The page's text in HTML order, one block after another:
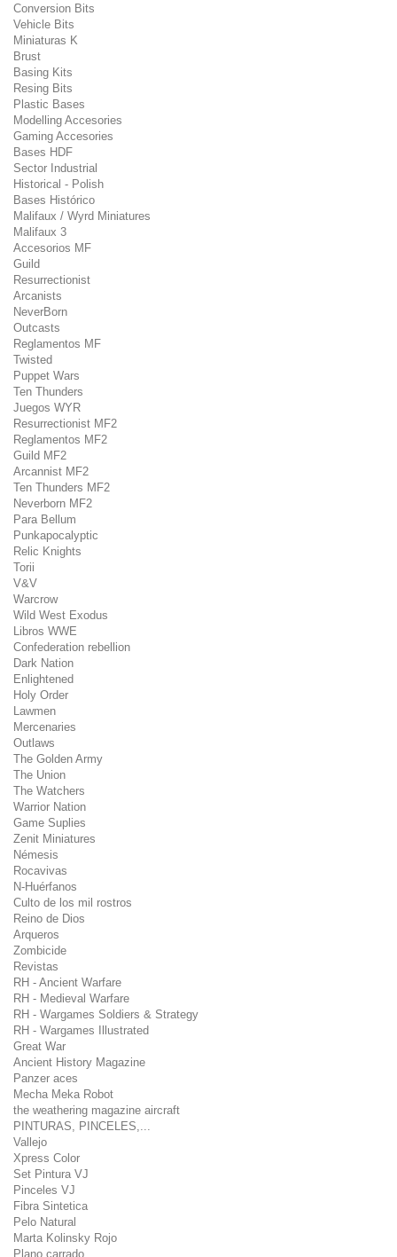
Conversion Bits
Vehicle Bits
Miniaturas K
Brust
Basing Kits
Resing Bits
Plastic Bases
Modelling Accesories
Gaming Accesories
Bases HDF
Sector Industrial
Historical - Polish
Bases Histórico
Malifaux / Wyrd Miniatures
Malifaux 3
Accesorios MF
Guild
Resurrectionist
Arcanists
NeverBorn
Outcasts
Reglamentos MF
Twisted
Puppet Wars
Ten Thunders
Juegos WYR
Resurrectionist MF2
Reglamentos MF2
Guild MF2
Arcannist MF2
Ten Thunders MF2
Neverborn MF2
Para Bellum
Punkapocalyptic
Relic Knights
Torii
V&V
Warcrow
Wild West Exodus
Libros WWE
Confederation rebellion
Dark Nation
Enlightened
Holy Order
Lawmen
Mercenaries
Outlaws
The Golden Army
The Union
The Watchers
Warrior Nation
Game Suplies
Zenit Miniatures
Némesis
Rocavivas
N-Huérfanos
Culto de los mil rostros
Reino de Dios
Arqueros
Zombicide
Revistas
RH - Ancient Warfare
RH - Medieval Warfare
RH - Wargames Soldiers & Strategy
RH - Wargames Illustrated
Great War
Ancient History Magazine
Panzer aces
Mecha Meka Robot
the weathering magazine aircraft
PINTURAS, PINCELES,...
Vallejo
Xpress Color
Set Pintura VJ
Pinceles VJ
Fibra Sintetica
Pelo Natural
Marta Kolinsky Rojo
Plano carrado